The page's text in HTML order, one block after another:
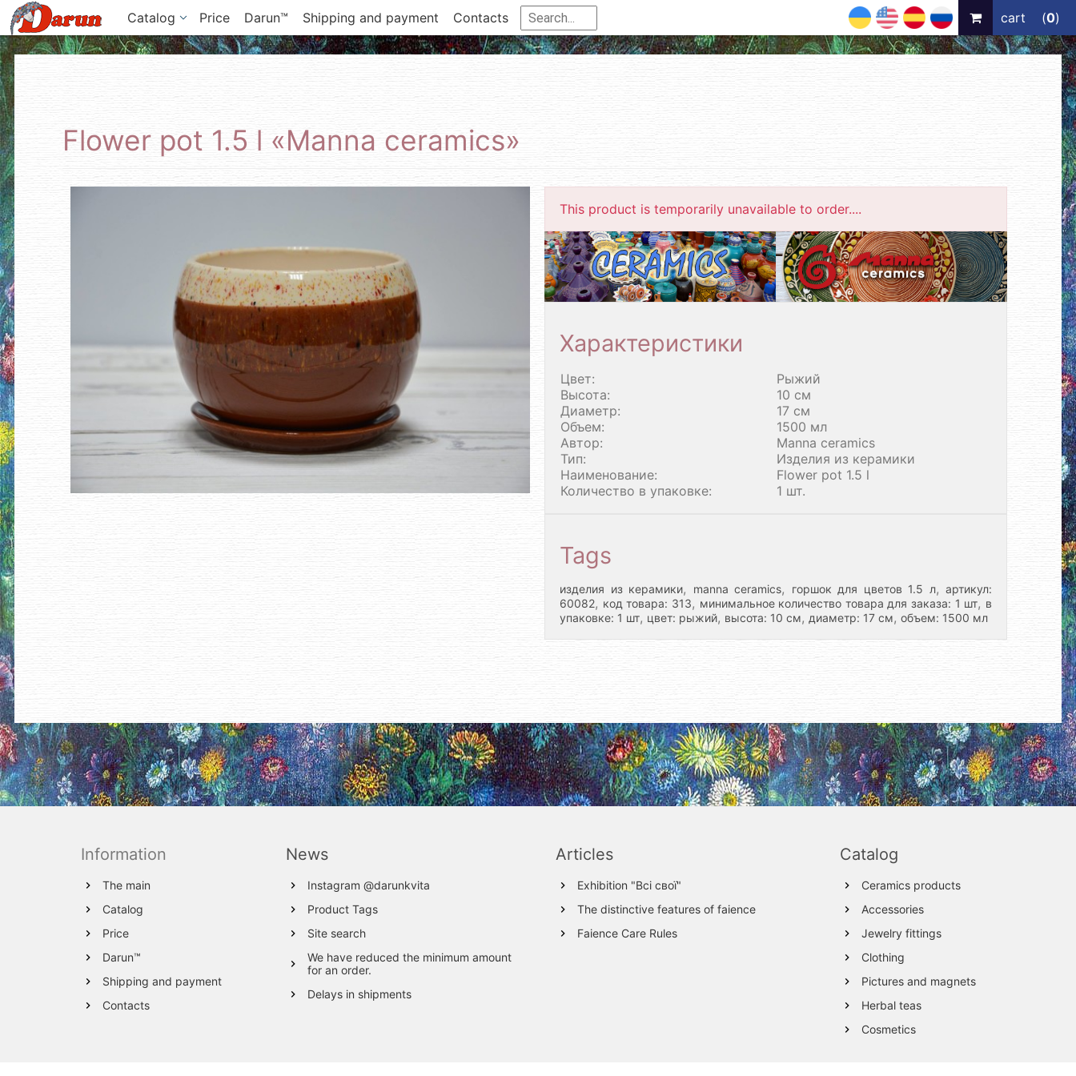
cart (0)
UA EN ES RU
Catalog Price Darun™ Shipping and payment Contacts
Flower pot 1.5 l «Manna ceramics»
This product is temporarily unavailable to order....
Характеристики
Цвет:
Рыжий
Высота:
10 см
Диаметр:
17 см
Объем:
1500 мл
Автор:
Manna ceramics
Тип:
Изделия из керамики
Наименование:
Flower pot 1.5 l
Количество в упаковке:
1 шт.
Tags
изделия из керамики, manna ceramics, горшок для цветов 1.5 л, артикул:
60082, код товара: 313, минимальное количество товара для заказа: 1 шт, в
упаковке: 1 шт, цвет: рыжий, высота: 10 см, диаметр: 17 см, объем: 1500 мл
Information
The main
Catalog
Price
Darun™
Shipping and payment
Contacts
News
Instagram @darunkvita
Product Tags
Site search
We have reduced the minimum amount
for an order.
Delays in shipments
Articles
Exhibition "Всі свої"
The distinctive features of faience
Faience Care Rules
Catalog
Ceramics products
Accessories
Jewelry fittings
Clothing
Pictures and magnets
Herbal teas
Cosmetics